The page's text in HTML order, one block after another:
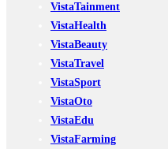
VistaTainment
VistaHealth
VistaBeauty
VistaTravel
VistaSport
VistaOto
VistaEdu
VistaFarming